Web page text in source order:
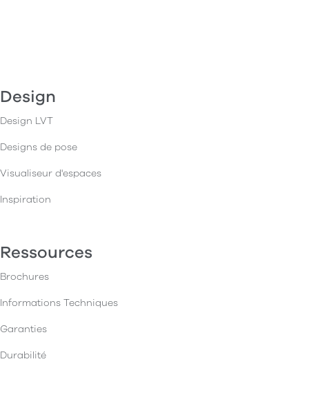
Design
Design LVT
Designs de pose
Visualiseur d'espaces
Inspiration
Ressources
Brochures
Informations Techniques
Garanties
Durabilité